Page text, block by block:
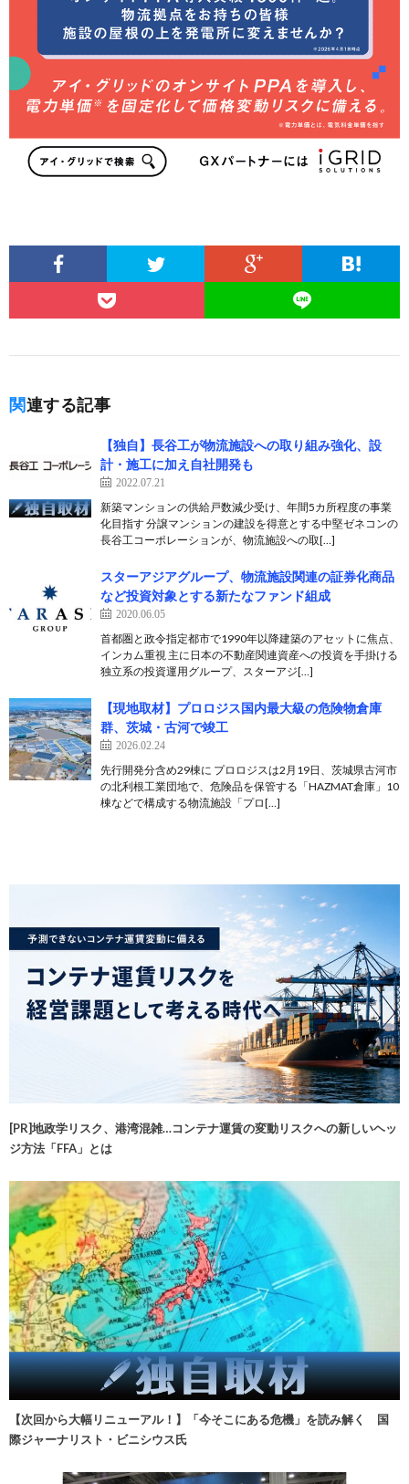
関連する記事
【独自】長谷工が物流施設への取り組み強化、設
計・施工に加え自社開発も
2022.07.21
新築マンションの供給戸数減少受け、年間5カ所程度の事業
化目指す 分譲マンションの建設を得意とする中堅ゼネコンの
長谷工コーポレーションが、物流施設への取[…]
スターアジアグループ、物流施設関連の証券化商品
など投資対象とする新たなファンド組成
2020.06.05
首都圏と政令指定都市で1990年以降建築のアセットに焦点、
インカム重視 主に日本の不動産関連資産への投資を手掛ける
独立系の投資運用グループ、スターアジ[…]
【現地取材】プロロジス国内最大級の危険物倉庫
群、茨城・古河で竣工
2026.02.24
先行開発分含め29棟に プロロジスは2月19日、茨城県古河市
の北利根工業団地で、危険品を保管する「HAZMAT倉庫」10
棟などで構成する物流施設「プロ[…]
[PR]地政学リスク、港湾混雑…コンテナ運賃の変動リスクへの新しいヘッ
ジ方法「FFA」とは
【次回から大幅リニューアル！】「今そこにある危機」を読み解く 国
際ジャーナリスト・ビニシウス氏